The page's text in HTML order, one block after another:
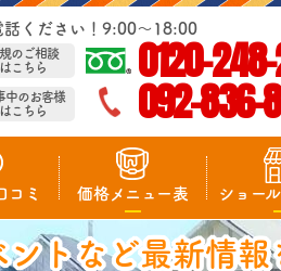
話ください！9:00～18:00
のご相談
はこちら
0120-
中のお客様
はこちら
092-836-
コミ 価格メニュー表 ショー
トなど最新情